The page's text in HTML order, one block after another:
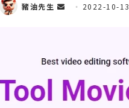
豬油先生
郵
件
2022-10-13